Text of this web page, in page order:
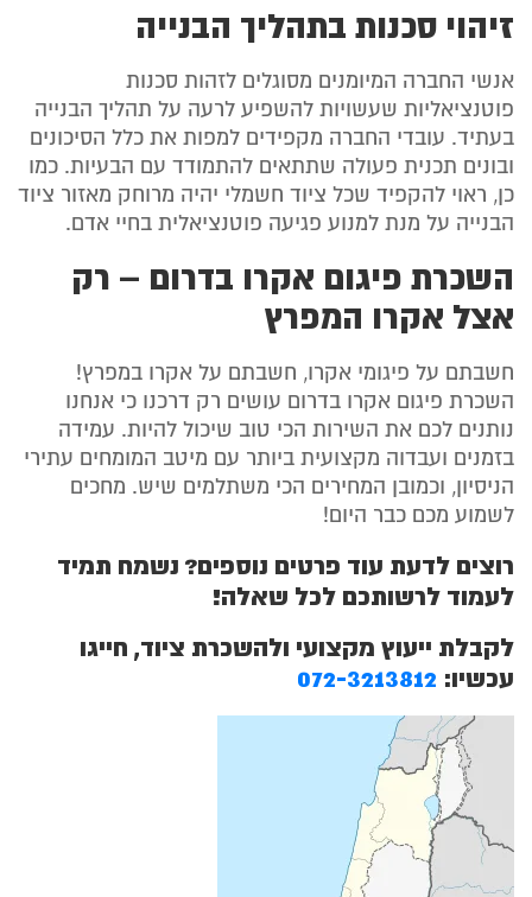
זיהוי סכנות בתהליך הבנייה
אנשי החברה המיומנים מסוגלים לזהות סכנות
פוטנציאליות שעשויות להשפיע לרעה על תהליך הבנייה
בעתיד. עובדי החברה מקפידים למפות את כלל הסיכונים
ובונים תכנית פעולה שתתאים להתמודד עם הבעיות. כמו
כן, ראוי להקפיד שכל ציוד חשמלי יהיה מרוחק מאזור ציוד
הבנייה על מנת למנוע פגיעה פוטנציאלית בחיי אדם.
השכרת פיגום אקרו בדרום – רק
אצל אקרו המפרץ
חשבתם על פיגומי אקרו, חשבתם על אקרו במפרץ!
השכרת פיגום אקרו בדרום עושים רק דרכנו כי אנחנו
נותנים לכם את השירות הכי טוב שיכול להיות. עמידה
בזמנים ועבדוה מקצועית ביותר עם מיטב המומחים עתירי
הניסיון, וכמובן המחירים הכי משתלמים שיש. מחכים
לשמוע מכם כבר היום!
רוצים לדעת עוד פרטים נוספים? נשמח תמיד
לעמוד לרשותכם לכל שאלה!
לקבלת ייעוץ מקצועי ולהשכרת ציוד, חייגו
עכשיו: 072-3213812